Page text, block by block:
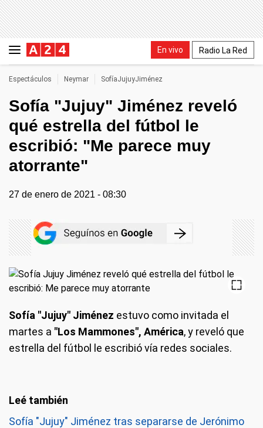
En vivo Radio La Red
Espectáculos Neymar SofíaJujuyJiménez
Sofía "Jujuy" Jiménez reveló
qué estrella del fútbol le
escribió: "Me parece muy
atorrante"
27 de enero de 2021 - 08:30
Sofía "Jujuy" Jiménez estuvo como invitada el
martes a "Los Mammones", América, y reveló que
estrella del fútbol le escribió vía redes sociales.
Sofía "Jujuy" Jiménez tras separarse de Jerónimo